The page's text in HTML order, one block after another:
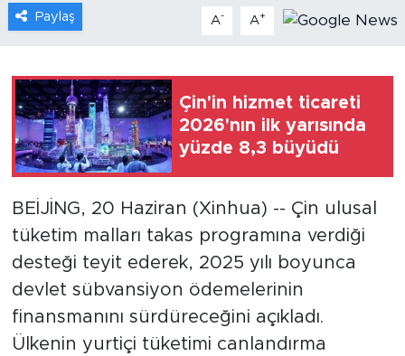
Paylaş A- A+
Çin'in hizmet ticareti
2026'nın ilk yarısında
yüzde 8,3 büyüdü
BEİJİNG, 20 Haziran (Xinhua) -- Çin ulusal
tüketim malları takas programına verdiği
desteği teyit ederek, 2025 yılı boyunca
devlet sübvansiyon ödemelerinin
finansmanını sürdüreceğini açıkladı.
Ülkenin yurtiçi tüketimi canlandırma
Xinhua
Xinhua Türkiye
Seyahat